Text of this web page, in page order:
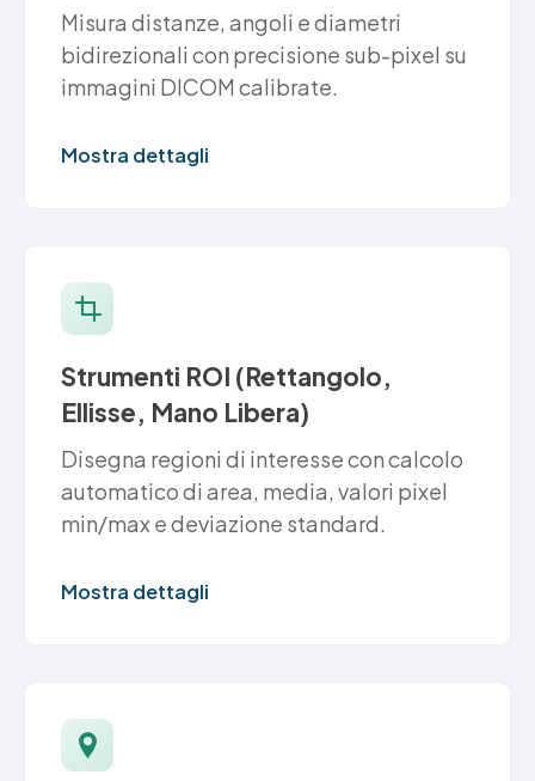
Misura distanze, angoli e diametri
bidirezionali con precisione sub-pixel su
immagini DICOM calibrate.
Mostra dettagli
Strumenti ROI (Rettangolo,
Ellisse, Mano Libera)
Disegna regioni di interesse con calcolo
automatico di area, media, valori pixel
min/max e deviazione standard.
Mostra dettagli